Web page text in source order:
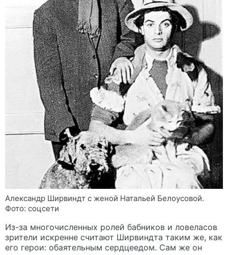
Александр Ширвиндт с женой Натальей Белоусовой.
Фото: соцсети
Из-за многочисленных ролей бабников и ловеласов
зрители искренне считают Ширвиндта таким же, как
его герои: обаятельным сердцеедом. Сам же он